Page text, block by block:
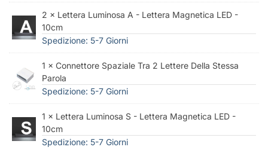
2 × Lettera Luminosa A - Lettera Magnetica LED -
10cm
Spedizione: 5-7 Giorni
1 × Connettore Spaziale Tra 2 Lettere Della Stessa
Parola
Spedizione: 5-7 Giorni
1 × Lettera Luminosa S - Lettera Magnetica LED -
10cm
Spedizione: 5-7 Giorni